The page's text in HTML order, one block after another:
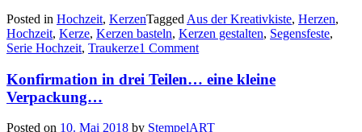
zur
Hochzeit…“
Posted in Hochzeit, KerzenTagged Aus der Kreativkiste, Herzen,
Hochzeit, Kerze, Kerzen basteln, Kerzen gestalten, Segensfeste,
Serie Hochzeit, Traukerze1 Comment
Konfirmation in drei Teilen… eine kleine
Verpackung…
Posted on 10. Mai 2018 by StempelART